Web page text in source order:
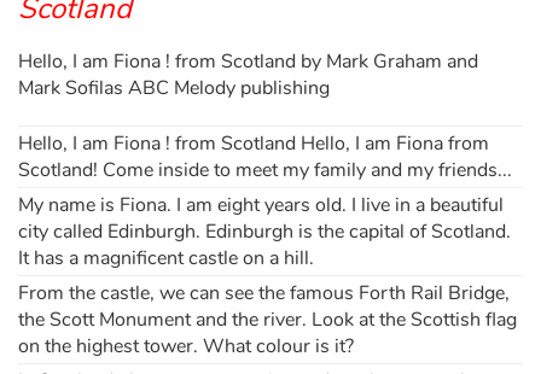
Blog
Par thématique
Rencontres et témoignages
Contes d'ici et d'ailleurs
Autour de la lecture
Scotland
Hello, I am Fiona ! from Scotland by Mark Graham and
Mark Sofilas ABC Melody publishing
Hello, I am Fiona ! from Scotland Hello, I am Fiona from
Scotland! Come inside to meet my family and my friends...
My name is Fiona. I am eight years old. I live in a beautiful
city called Edinburgh. Edinburgh is the capital of Scotland.
It has a magnificent castle on a hill.
From the castle, we can see the famous Forth Rail Bridge,
the Scott Monument and the river. Look at the Scottish flag
on the highest tower. What colour is it?